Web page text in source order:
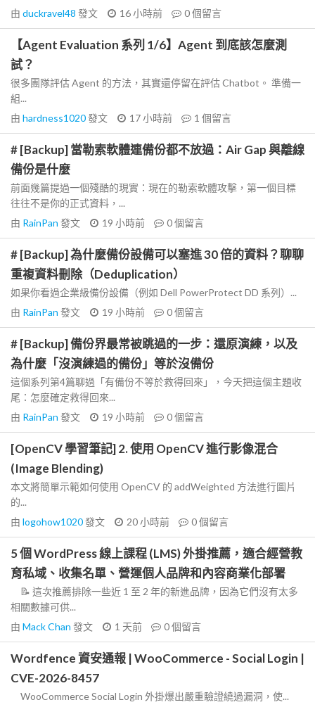
由 duckravel48 發文 16 小時前 0個留言
【Agent Evaluation 系列 1/6】Agent 到底該怎麼測
試？
很多團隊評估 Agent 的方法，其實還停留在評估 Chatbot。 準備一
組...
由 hardness1020發文 17 小時前 1 個留言
# [Backup] 當勒索軟體連備份都不放過：Air Gap 與離線
備份是什麼
前面幾篇提過一個殘酷的現實：現在的勒索軟體攻擊，第一個目標
往往不是你的正式資料，...
由 RainPan 發文 19 小時前 0個留言
# [Backup] 為什麼備份設備可以塞進 30 倍的資料？聊聊
重複資料刪除（Deduplication）
如果你看過企業級備份設備（例如 Dell PowerProtect DD 系列）...
由 RainPan 發文 19 小時前 0個留言
# [Backup] 備份界最常被跳過的一步：還原演練，以及
為什麼「沒演練過的備份」等於沒備份
這個系列第4篇聊過「有備份不等於救得回來」，今天把這個主題收
尾：怎麼確定救得回來...
由 RainPan 發文 19 小時前 0個留言
[OpenCV 學習筆記] 2. 使用 OpenCV 進行影像混合
(Image Blending)
本文將簡單示範如何使用 OpenCV 的 addWeighted 方法進行圖片
的...
由 logohow1020發文 20 小時前 0個留言
5 個 WordPress 線上課程 (LMS) 外掛推薦，適合經營教
育私域、收集名單、營運個人品牌和內容商業化部署
📝 這次推薦排除一些近 1 至 2 年的新進品牌，因為它們沒有太多
相關數據可供...
由 Mack Chan 發文 1 天前 0個留言
Wordfence 資安通報 | WooCommerce - Social Login |
CVE-2026-8457
WooCommerce Social Login 外掛爆出嚴重驗證繞過漏洞，使...